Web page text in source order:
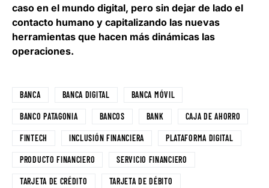
caso en el mundo digital, pero sin dejar de lado el
contacto humano y capitalizando las nuevas
herramientas que hacen más dinámicas las
operaciones.
BANCA BANCA DIGITAL BANCA MÓVIL
BANCO PATAGONIA BANCOS BANK CAJA DE AHORRO
FINTECH INCLUSIÓN FINANCIERA PLATAFORMA DIGITAL
PRODUCTO FINANCIERO SERVICIO FINANCIERO
TARJETA DE CRÉDITO TARJETA DE DÉBITO